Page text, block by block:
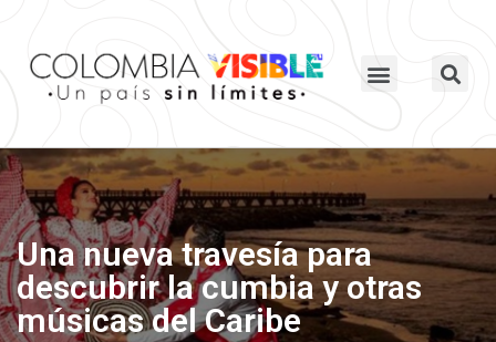
Una nueva travesía para
descubrir la cumbia y otras
músicas del Caribe